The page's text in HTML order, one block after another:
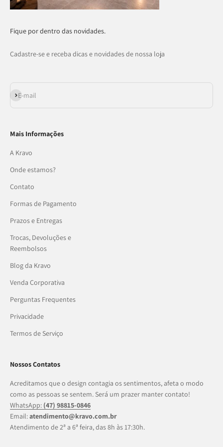
Fique por dentro das novidades.
Cadastre-se e receba dicas e novidades de nossa loja
E-mail
Assinar
Mais Informações
A Kravo
Onde estamos?
Contato
Formas de Pagamento
Prazos e Entregas
Trocas, Devoluções e
Reembolsos
Blog da Kravo
Venda Corporativa
Perguntas Frequentes
Privacidade
Termos de Serviço
Nossos Contatos
Acreditamos que o design contagia os sentimentos, afeta o modo
como as pessoas se sentem. Será um prazer manter contato!
WhatsApp: (47) 98815-0846
Email:atendimento@kravo.com.br
Atendimento de 2ª a 6ª feira, das 8h às 17:30h.